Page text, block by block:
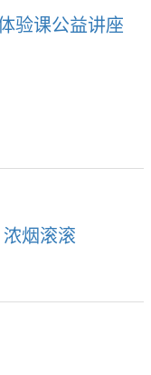
验课公益讲座
烟滚滚